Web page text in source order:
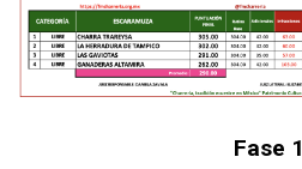
Fase 1